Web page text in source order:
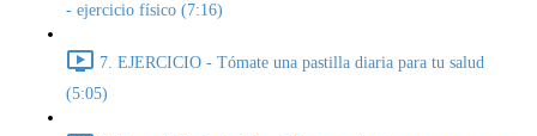
- ejercicio físico (7:16)
7. EJERCICIO - Tómate una pastilla diaria para tu salud
(5:05)